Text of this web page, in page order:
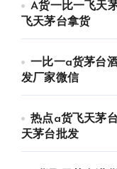
A货一比一飞天
飞天茅台拿货
一比一a货茅台
发厂家微信
热点a货飞天茅
天茅台批发